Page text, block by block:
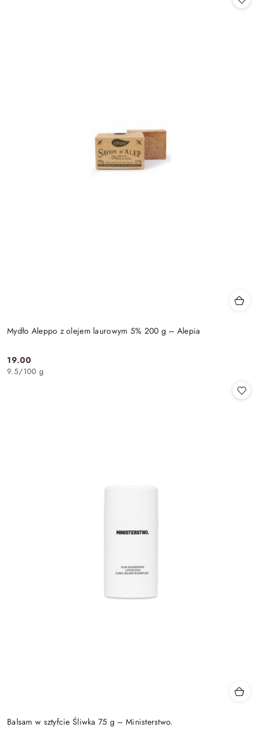
Mydło Aleppo z olejem laurowym 5% 200 g – Alepia
Cena:
19.00
9.5/100 g
Balsam w sztyfcie Śliwka 75 g – Ministerstwo.